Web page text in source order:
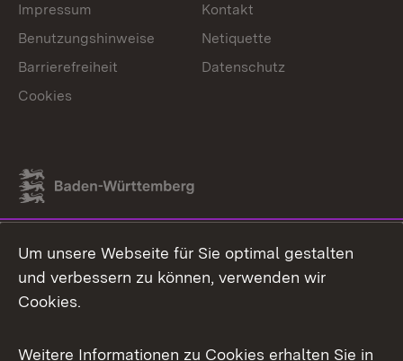
Link zum Landesportal
Impressum
Kontakt
Benutzungshinweise
Netiquette
Barrierefreiheit
Datenschutz
Cookies
Um unsere Webseite für Sie optimal gestalten
und verbessern zu können, verwenden wir
Cookies.
Weitere Informationen zu Cookies erhalten Sie in